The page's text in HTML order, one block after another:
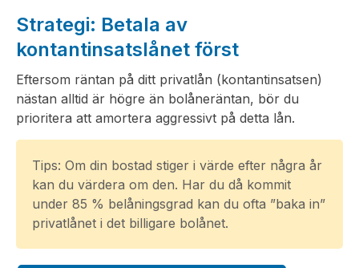
Strategi: Betala av
kontantinsatslånet först
Eftersom räntan på ditt privatlån (kontantinsatsen)
nästan alltid är högre än bolåneräntan, bör du
prioritera att amortera aggressivt på detta lån.
Tips: Om din bostad stiger i värde efter några år
kan du värdera om den. Har du då kommit
under 85 % belåningsgrad kan du ofta ”baka in”
privatlånet i det billigare bolånet.